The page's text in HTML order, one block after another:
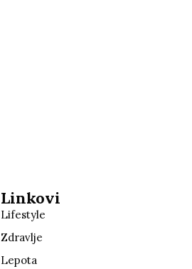
Linkovi
Lifestyle
Zdravlje
Lepota